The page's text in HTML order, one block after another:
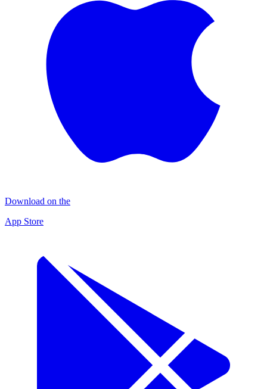
Download on the
App Store